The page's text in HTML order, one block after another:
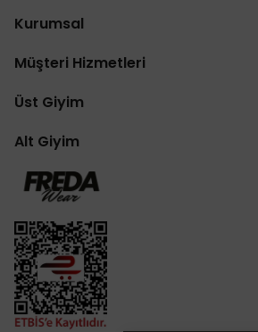
Kurumsal
Müşteri Hizmetleri
Üst Giyim
Alt Giyim